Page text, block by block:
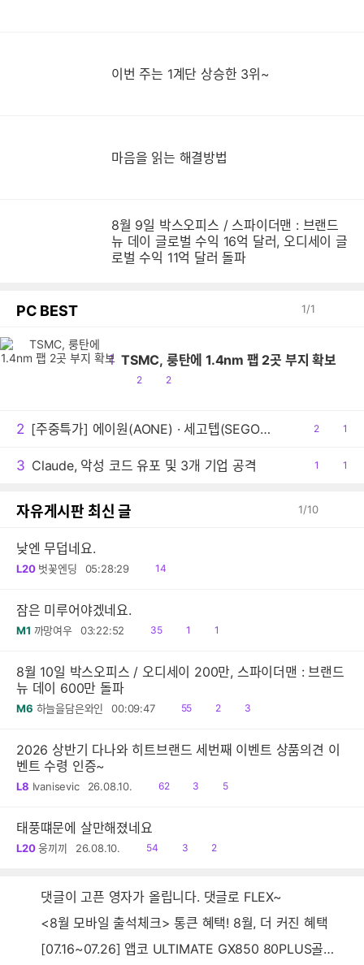
이번 주는 1계단 상승한 3위~
마음을 읽는 해결방법
8월 9일 박스오피스 / 스파이더맨 : 브랜드
뉴 데이 글로벌 수익 16억 달러, 오디세이 글
로벌 수익 11억 달러 돌파
PC BEST 1/1
1 TSMC, 룽탄에 1.4nm 팹 2곳 부지 확보
공
2
댓
2
2 [주중특가] 에이원(AONE) · 세고텝(SEGOTEP) 쿨링팬 주중 5일 한정 특가 및 1+1 프로모션 안내!
공
2
댓1
3 Claude, 악성 코드 유포 및 3개 기업 공격
공1
댓1
자유게시판 최신 글 1/10
낮엔 무덥네요.
L20 벗꽃엔딩 05:28:29
읽
14
잠은 미루어야겠네요.
M1 까망여우 03:22:52
읽
35
공1
댓1
8월 10일 박스오피스 / 오디세이 200만, 스파이더맨 : 브랜드
뉴 데이 600만 돌파
M6 하늘을담은와인 00:09:47
읽
55
공
2
댓
3
2026 상반기 다나와 히트브랜드 세번째 이벤트 상품의견 이
벤트 수령 인증~
L8 Ivanisevic 26.08.10.
읽
62
공
3
댓
5
태풍떄문에 살만해졌네요
L20 웅끼끼 26.08.10.
읽
54
공
3
댓
2
댓글이 고픈 영자가 올립니다. 댓글로 FLEX~
<8월 모바일 출석체크> 통큰 혜택! 8월, 더 커진 혜택
[07.16~07.26] 앱코 ULTIMATE GX850 80PLUS골드 풀모듈러 ATX3.0 블랙